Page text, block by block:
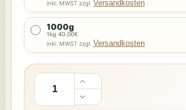
inkl. MWST zzgl. Versandkosten
1000g
1kg 40.00€
inkl. MWST zzgl. Versandkosten